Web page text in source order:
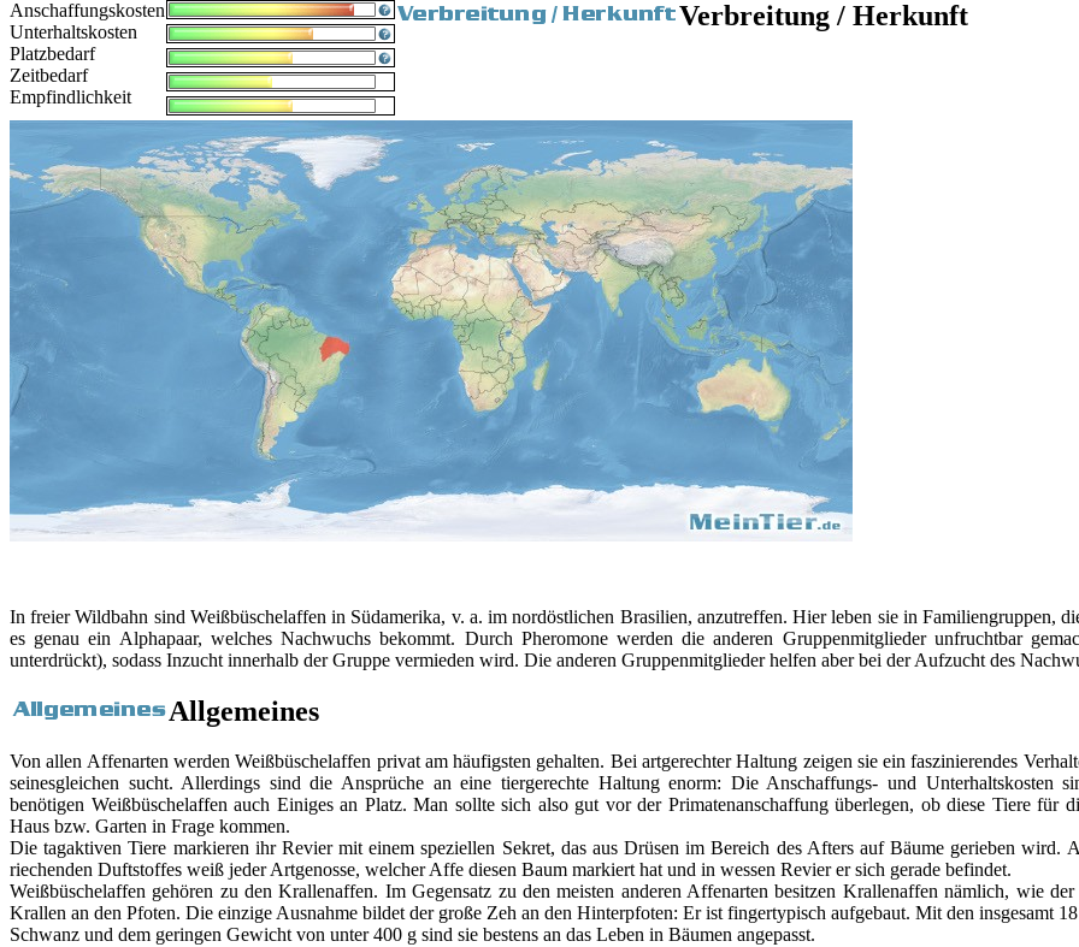
Anschaffungskosten
Unterhaltskosten
Platzbedarf
Zeitbedarf
Empfindlichkeit
Verbreitung / Herkunft
In freier Wildbahn sind Weißbüschelaffen in Südamerika, v. a. im nordöstlichen Brasilien, anzutreffen. Hier leben sie in Familiengruppen,
es genau ein Alphapaar, welches Nachwuchs bekommt. Durch Pheromone werden die anderen Gruppenmitglieder unfruchtbar
unterdrückt), sodass Inzucht innerhalb der Gruppe vermieden wird. Die anderen Gruppenmitglieder helfen aber bei der Aufzucht des
Allgemeines
Von allen Affenarten werden Weißbüschelaffen privat am häufigsten gehalten. Bei artgerechter Haltung zeigen sie ein faszinierendes
seinesgleichen sucht. Allerdings sind die Ansprüche an eine tiergerechte Haltung enorm: Die Anschaffungs- und Unterhaltskosten
benötigen Weißbüschelaffen auch Einiges an Platz. Man sollte sich also gut vor der Primatenanschaffung überlegen, ob diese Tiere für
Haus bzw. Garten in Frage kommen.
Die tagaktiven Tiere markieren ihr Revier mit einem speziellen Sekret, das aus Drüsen im Bereich des Afters auf Bäume gerieben wird.
riechenden Duftstoffes weiß jeder Artgenosse, welcher Affe diesen Baum markiert hat und in wessen Revier er sich gerade befindet.
Weißbüschelaffen gehören zu den Krallenaffen. Im Gegensatz zu den meisten anderen Affenarten besitzen Krallenaffen nämlich, wie
Krallen an den Pfoten. Die einzige Ausnahme bildet der große Zeh an den Hinterpfoten: Er ist fingertypisch aufgebaut. Mit den insgesamt
Schwanz und dem geringen Gewicht von unter 400 g sind sie bestens an das Leben in Bäumen angepasst.